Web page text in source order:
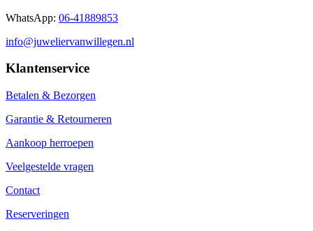
WhatsApp: 06-41889853
info@juweliervanwillegen.nl
Klantenservice
Betalen & Bezorgen
Garantie & Retourneren
Aankoop herroepen
Veelgestelde vragen
Contact
Reserveringen